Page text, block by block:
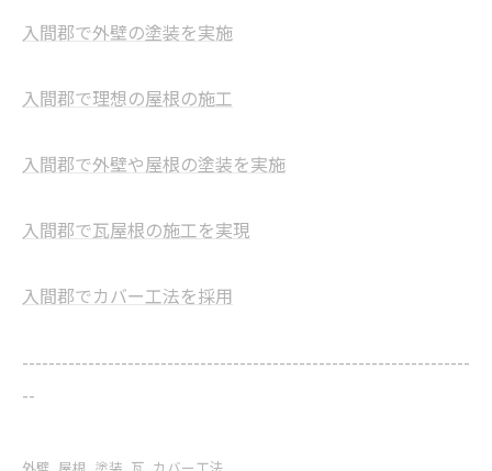
入間郡で外壁の塗装を実施
入間郡で理想の屋根の施工
入間郡で外壁や屋根の塗装を実施
入間郡で瓦屋根の施工を実現
入間郡でカバー工法を採用
--------------------------------------------------------------------
--